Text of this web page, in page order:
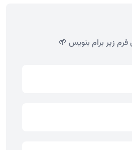
فرم زیر برام بنویس 🌱